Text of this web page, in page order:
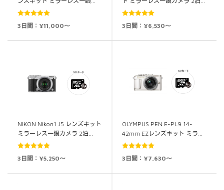
5段階中
3日間：¥11,000～ 5段階中
3日間：¥6,530～
NIKON Nikon1 J5 レンズキット
ミラーレス一眼カメラ 2泊…
5段階中
3日間：¥5,250～
OLYMPUS PEN E-PL9 14-
42mm EZレンズキット ミラ…
5段階中
3日間：¥7,630～